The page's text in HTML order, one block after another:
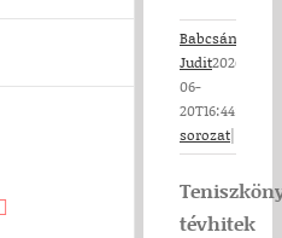
Messenger
Babcsányi
Judit2026-
06-
sorozat|
tévhitek